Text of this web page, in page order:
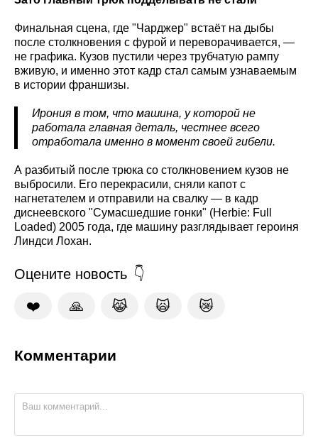
Финальная сцена, где "Чарджер" встаёт на дыбы
после столкновения с фурой и переворачивается, —
не графика. Кузов пустили через трубчатую рампу
вживую, и именно этот кадр стал самым узнаваемым
в истории франшизы.
Ирония в том, что машина, у которой не
работала главная деталь, честнее всего
отработала именно в момент своей гибели.
А разбитый после трюка со столкновением кузов не
выбросили. Его перекрасили, сняли капот с
нагнетателем и отправили на свалку — в кадр
диснеевского "Сумасшедшие гонки" (Herbie: Full
Loaded) 2005 года, где машину разглядывает героиня
Линдси Лохан.
Оцените новость
❤️ 🙏 😹 🙀 😿
Комментарии